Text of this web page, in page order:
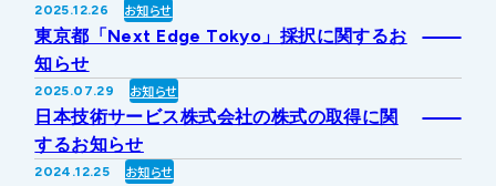
IR方針・免責事項
For Overseas
2025.12.26 お知らせ
東京都「Next Edge Tokyo」採択に関するお
知らせ
2025.07.29 お知らせ
日本技術サービス株式会社の株式の取得に関
するお知らせ
2024.12.25 お知らせ